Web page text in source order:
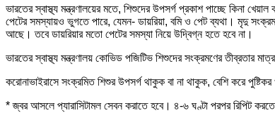
ভারতের স্বাস্থ্য মন্ত্রণালয়ের মতে, শিশুদের উপসর্গ প্রকাশ পাচ্ছে কিনা
পেটের সমস্যায়ও ভুগতে পারে, যেমন- ডায়রিয়া, বমি ও পেট ব্যথা। মৃদু
আছে। তবে ডায়রিয়ার মতো পেটের সমস্যা নিয়ে উদ্বিগ্ন হতে হবে না।
ভারতের স্বাস্থ্য মন্ত্রণালয় কোভিড পজিটিভ শিশুদের সংক্রমণের তীব্রতার
করোনাভাইরাসে সংক্রমিত শিশুর উপসর্গ থাকুক বা না থাকুক, বেশি করে
* জ্বর আসলে প্যারাসিটামল সেবন করাতে হবে। ৪-৬ ঘণ্টা পরপর রিপিট